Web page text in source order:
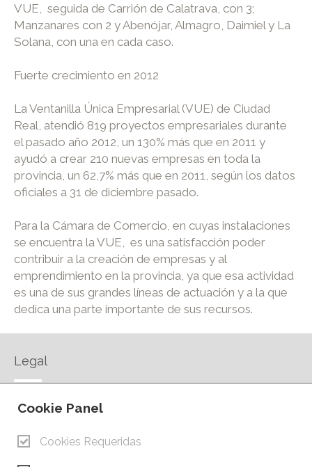
VUE, seguida de Carrión de Calatrava, con 3;
Manzanares con 2 y Abenójar, Almagro, Daimiel y La
Solana, con una en cada caso.
Fuerte crecimiento en 2012
La Ventanilla Única Empresarial (VUE) de Ciudad
Real, atendió 819 proyectos empresariales durante
el pasado año 2012, un 130% más que en 2011 y
ayudó a crear 210 nuevas empresas en toda la
provincia, un 62,7% más que en 2011, según los datos
oficiales a 31 de diciembre pasado.
Para la Cámara de Comercio, en cuyas instalaciones
se encuentra la VUE, es una satisfacción poder
contribuir a la creación de empresas y al
emprendimiento en la provincia, ya que esa actividad
es una de sus grandes líneas de actuación y a la que
dedica una parte importante de sus recursos.
Legal
AVISO LEGAL
CONTACTO
Cookie Panel
Cookies Requeridas